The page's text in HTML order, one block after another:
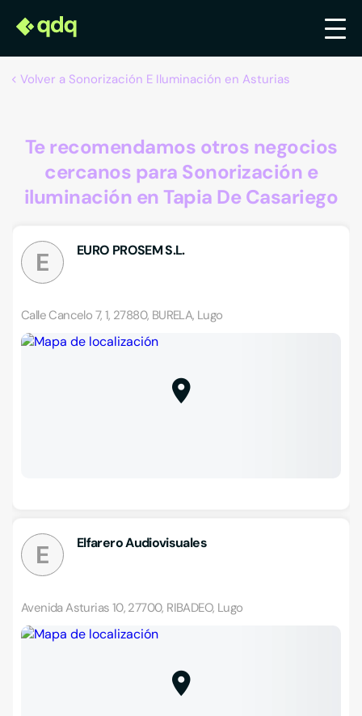
Volver a Sonorización E Iluminación en Asturias
Te recomendamos otros negocios
cercanos para Sonorización e
iluminación en Tapia De Casariego
E EURO PROSEM S.L.
Calle Cancelo 7, 1, 27880, BURELA, Lugo
E Elfarero Audiovisuales
Avenida Asturias 10, 27700, RIBADEO, Lugo